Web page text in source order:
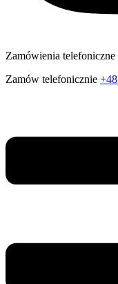
Zamówienia
Zamów telefonicznie